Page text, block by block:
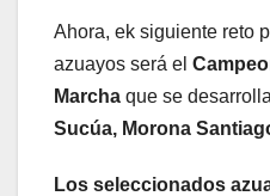
Ahora, ek siguiente reto
azuayos será el
Marcha que se
Sucúa, Morona
Los seleccionados